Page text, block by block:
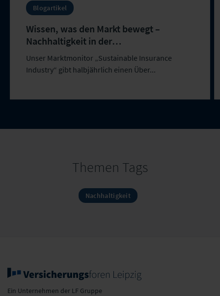
Blogartikel
Wissen, was den Markt bewegt –
Nachhaltigkeit in der
Versicherungswirtschaft
Unser Marktmonitor „Sustainable Insurance
Industry“ gibt halbjährlich einen Über...
Themen Tags
Nachhaltigkeit
Ein Unternehmen der LF Gruppe